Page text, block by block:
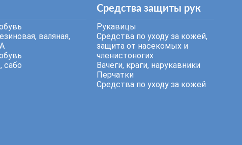
валяная,
сабо
Средства защиты рук
Рукавицы
Средства по уходу за кожей,
защита от насекомых и
членистоногих
Вачеги, краги, нарукавники
Перчатки
Средства по уходу за кожей